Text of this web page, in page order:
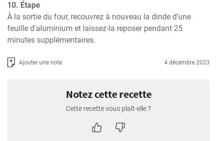
10. Étape
À la sortie du four, recouvrez à nouveau la dinde d'une
feuille d'aluminium et laissez-la reposer pendant 25
minutes supplémentaires.
Ajouter une note 4 décembre 2023
Notez cette recette
Cette recette vous plaît-elle ?